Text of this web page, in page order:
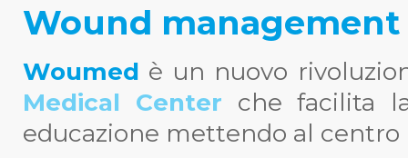
Wound management
Woumed è un nuovo
Medical Center che facilita
educazione mettendo al centro